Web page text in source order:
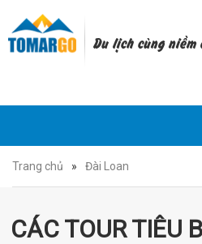
Du lịch cùng niềm
Trang chủ » Đài Loan
CÁC TOUR TIÊU